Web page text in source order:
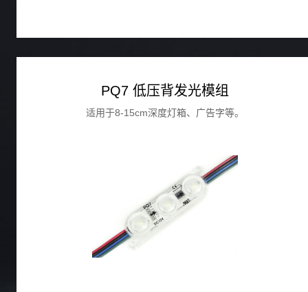
PQ7 低压背发光模组
适用于8-15cm深度灯箱、广告字等。